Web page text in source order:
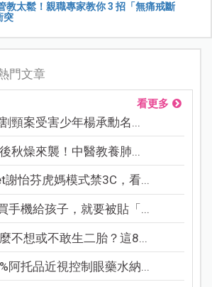
教太鬆！親職專家教你 3 招「無痛戒斷
突
門文章
看更多
頸案受害少年楊承勳名...
秋燥來襲！中醫教養肺...
謝怡芬虎媽模式禁3C，看...
手機給孩子，就要被貼「...
不想或不敢生二胎？這8...
阿托品近視控制眼藥水納...